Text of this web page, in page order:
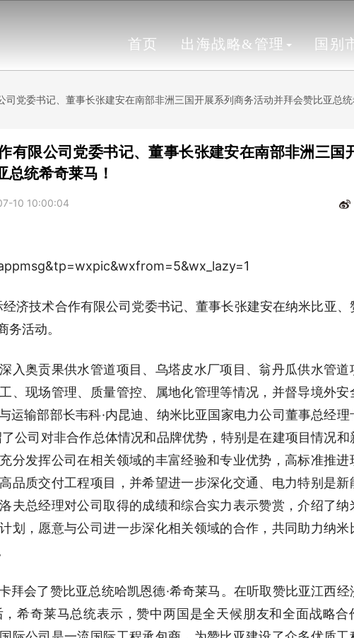
首页 出海战略&管理 国别
司党委书记、董事长张建安在南部非洲三国开展系列商务活动并拜会赞比亚总
有限公司党委书记、董事长张建安在南部非洲三国
总统希奇莱马！
10 10:00:04
济技术合作有限公司党委书记、董事长张建安在纳米比亚、
务活动。
入奥贡果供水管道项目、乌塔皮水厂项目、翁丹瓜供水管道
、现场管理、质量管控、属地化管理等情况，并督导境外安
运输部部长韦科·内昆迪、纳米比亚国家电力公司董事总经理
公司对非合作总体情况和品牌优势，特别是在建项目情况和
分发挥公司在相关领域的丰富经验和专业优势，高标准推进
品质交付工程项目，并希望进一步深化交通、电力特别是新
夫总经理对公司取得的成绩和综合实力表示赞赏，介绍了纳
划，愿意与公司进一步深化相关领域的合作，共同助力纳米
拜会了赞比亚总统哈凯恩德·希奇莱马。在听取赞比亚江西经
希奇莱马总统表示，赞中两国是全天候朋友和全面战略合